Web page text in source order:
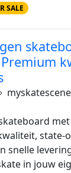
SALE
Premium
myskatescene
state-
snelle
in jouw